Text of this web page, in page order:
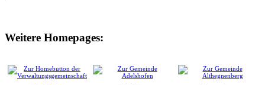
Weitere Homepages: